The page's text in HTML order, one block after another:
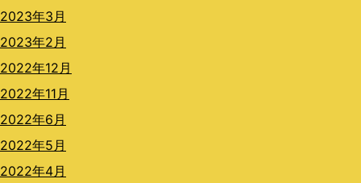
2023年3月
2023年2月
2022年12月
2022年11月
2022年6月
2022年5月
2022年4月